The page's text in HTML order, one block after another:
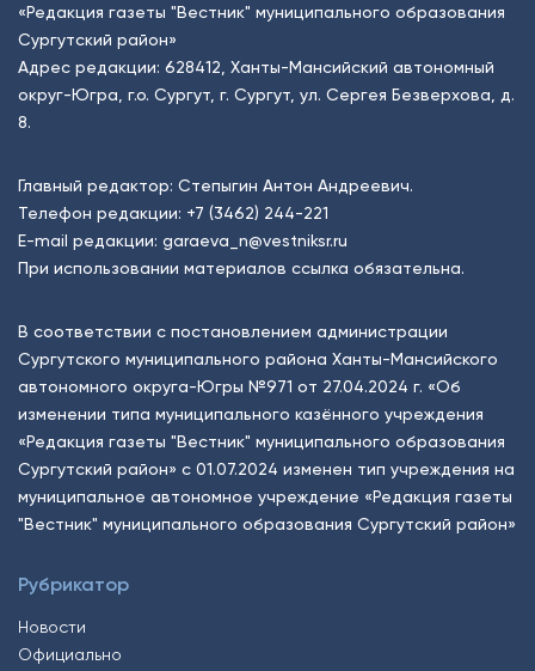
«Редакция газеты "Вестник" муниципального образования
Сургутский район»
Адрес редакции: 628412, Ханты-Мансийский автономный
округ-Югра, г.о. Сургут, г. Сургут, ул. Сергея Безверхова, д.
8.
Главный редактор: Степыгин Антон Андреевич.
Телефон редакции: +7 (3462) 244-221
E-mail редакции: garaeva_n@vestniksr.ru
При использовании материалов ссылка обязательна.
В соответствии с постановлением администрации
Сургутского муниципального района Ханты-Мансийского
автономного округа-Югры №971 от 27.04.2024 г. «Об
изменении типа муниципального казённого учреждения
«Редакция газеты "Вестник" муниципального образования
Сургутский район» с 01.07.2024 изменен тип учреждения на
муниципальное автономное учреждение «Редакция газеты
"Вестник" муниципального образования Сургутский район»
Рубрикатор
Новости
Официально